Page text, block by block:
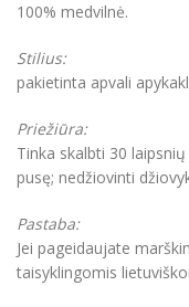
100% medvilnė.
Stilius:
pakietinta apvali
Priežiūra:
Tinka skalbti 30
pusę; nedžiovinti
Pastaba:
Jei pageidaujate
taisyklingomis